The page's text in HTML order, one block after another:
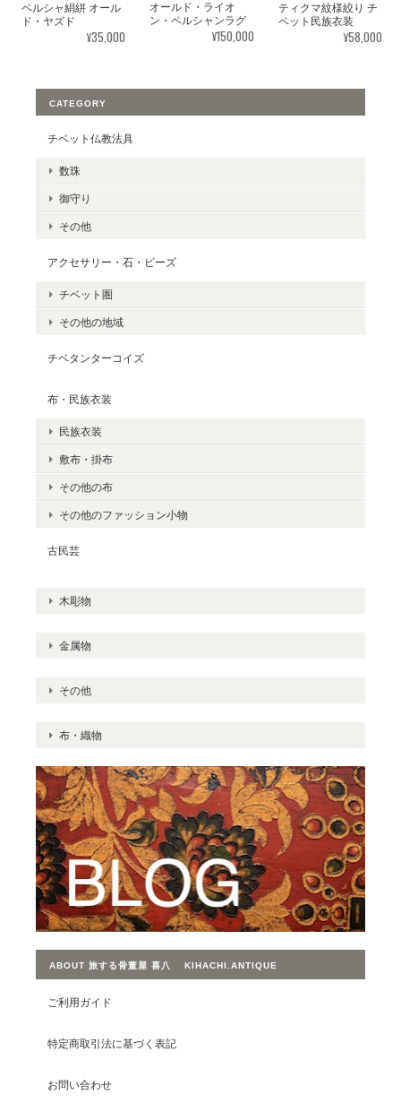
ペルシャ絹絣 オール
ド・ヤズド
¥35,000
オールド・ライオ
ン・ペルシャンラグ
¥150,000
ティクマ紋様絞り チ
ベット民族衣装
¥58,000
CATEGORY
チベット仏教法具
数珠
御守り
その他
アクセサリー・石・ビーズ
チベット圏
その他の地域
チベタンターコイズ
布・民族衣装
民族衣装
敷布・掛布
その他の布
その他のファッション小物
古民芸
木彫物
金属物
その他
布・織物
ABOUT 旅する骨董屋 喜八 KIHACHI.ANTIQUE
ご利用ガイド
特定商取引法に基づく表記
お問い合わせ